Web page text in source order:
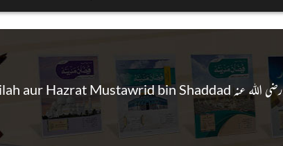
Hazrat Aamir bin Wasilah aur Hazrat Mustawrid bin Shaddad رضی اللہ عنہ